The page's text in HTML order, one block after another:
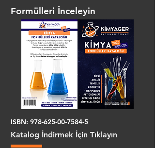
Formülleri İnceleyin
ISBN: 978-625-00-7584-5
Katalog İndirmek İçin Tıklayın